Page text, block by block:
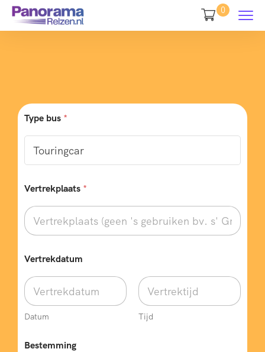
0
Type bus *
Vertrekplaats *
Vertrekdatum
Datum Tijd
Bestemming